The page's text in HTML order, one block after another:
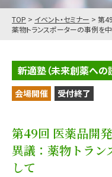
TOP > イベント・セミナー > 第
薬物トランスポーターの事例を
新適塾（未来創薬への
会場開催 受付終了
第49回 医薬品開
異議：薬物トラン
して